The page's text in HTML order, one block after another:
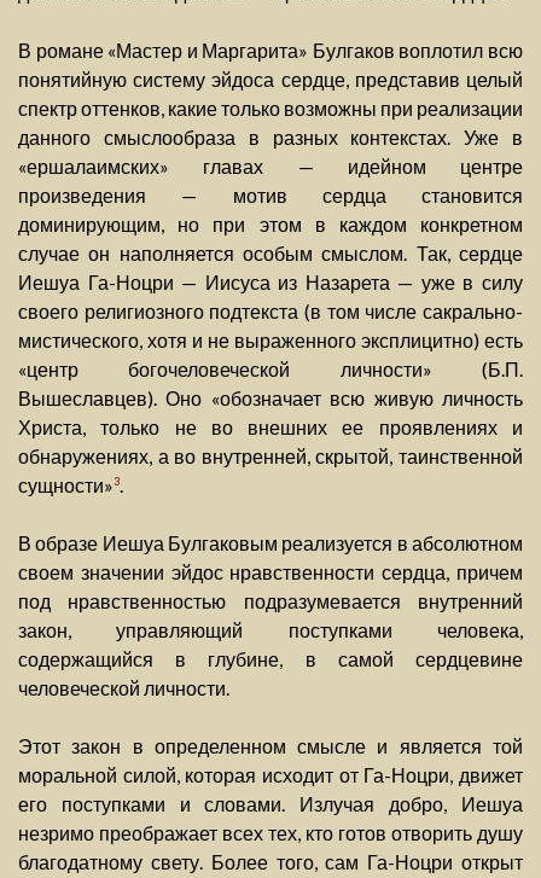
В романе «Мастер и Маргарита» Булгаков воплотил всю
понятийную систему эйдоса сердце, представив целый
спектр оттенков, какие только возможны при реализации
данного смыслообраза в разных контекстах. Уже в
«ершалаимских» главах — идейном центре
произведения — мотив сердца становится
доминирующим, но при этом в каждом конкретном
случае он наполняется особым смыслом. Так, сердце
Иешуа Га-Ноцри — Иисуса из Назарета — уже в силу
своего религиозного подтекста (в том числе сакрально-
мистического, хотя и не выраженного эксплицитно) есть
«центр богочеловеческой личности» (Б.П.
Вышеславцев). Оно «обозначает всю живую личность
Христа, только не во внешних ее проявлениях и
обнаружениях, а во внутренней, скрытой, таинственной
сущности»3.
В образе Иешуа Булгаковым реализуется в абсолютном
своем значении эйдос нравственности сердца, причем
под нравственностью подразумевается внутренний
закон, управляющий поступками человека,
содержащийся в глубине, в самой сердцевине
человеческой личности.
Этот закон в определенном смысле и является той
моральной силой, которая исходит от Га-Ноцри, движет
его поступками и словами. Излучая добро, Иешуа
незримо преображает всех тех, кто готов отворить душу
благодатному свету. Более того, сам Га-Ноцри открыт